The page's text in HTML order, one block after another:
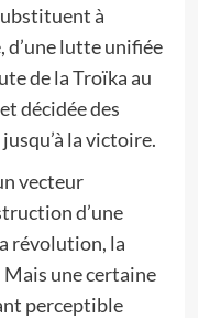
à
d’une lutte unifiée
de la Troïka au
décidée des
la victoire.
vecteur
d’une
révolution, la
une certaine
perceptible